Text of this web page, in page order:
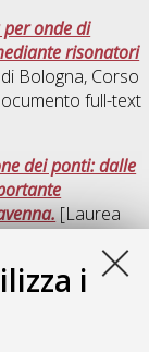
i
onde di
risonatori
Bologna, Corso
full-text
dei ponti: dalle
[Laurea
in
in